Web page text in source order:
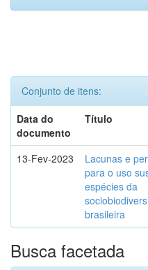
Conjunto de itens:
Data do
documento
Título
13-Fev-2023
Lacunas e
para o uso
espécies da
brasileira
Busca facetada